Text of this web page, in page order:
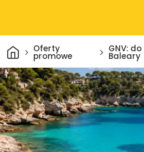
DomOferty
promowe
GNV:
Baleary